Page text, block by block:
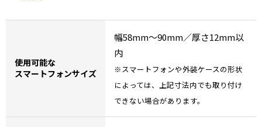
使用可能な
スマートフォンサイズ
幅58mm～90mm／厚さ12mm以
内
※スマートフォンや外装ケースの形状
によっては、上記寸法内でも取り付け
できない場合があります。